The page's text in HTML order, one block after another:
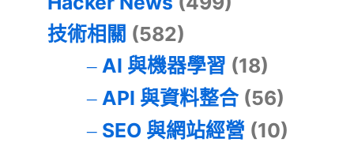
技術相關 (582)
AI 與機器學習 (18)
API 與資料整合(56)
SEO 與網站經營 (10)